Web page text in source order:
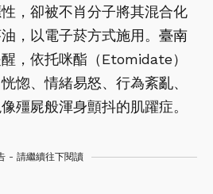
，卻被不肖分子將其混合化
，以電子菸方式施用。 臺南
，依托咪酯（Etomidate）
惚、情緒易怒、行為紊亂、
殭屍般渾身顫抖的肌躍症。
- 請繼續往下閱讀